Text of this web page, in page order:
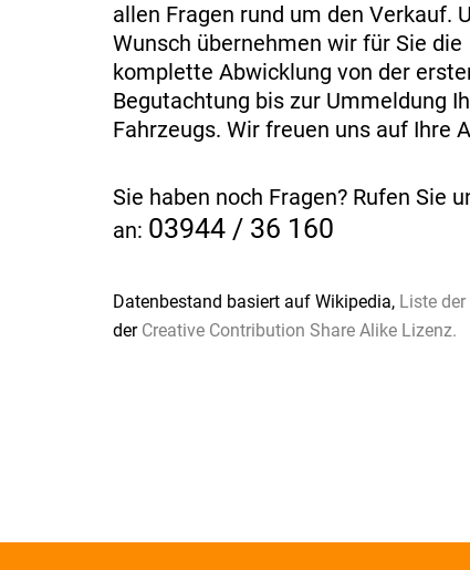
allen Fragen rund um den Verkauf.
Wunsch übernehmen wir für Sie die
komplette Abwicklung von der
Begutachtung bis zur Ummeldung
Fahrzeugs. Wir freuen uns auf Ihre
Sie haben noch Fragen? Rufen Sie
an: 03944 / 36 160
Datenbestand basiert auf Wikipedia, Liste
der Creative Contribution Share Alike Lizenz.